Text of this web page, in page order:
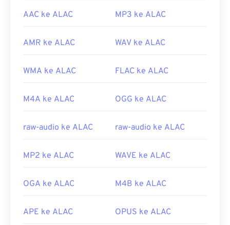
AAC ke ALAC MP3 ke ALAC
AMR ke ALAC WAV ke ALAC
WMA ke ALAC FLAC ke ALAC
M4A ke ALAC OGG ke ALAC
raw-audio ke ALAC raw-audio ke ALAC
MP2 ke ALAC WAVE ke ALAC
OGA ke ALAC M4B ke ALAC
APE ke ALAC OPUS ke ALAC